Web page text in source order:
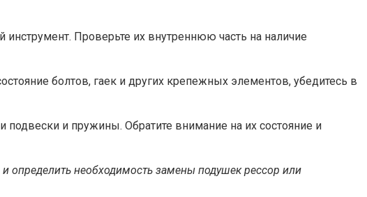
Проверьте их внутреннюю часть на наличие
болтов, гаек и других крепежных элементов, убедитесь в
и пружины. Обратите внимание на их состояние и
определить необходимость замены подушек рессор или